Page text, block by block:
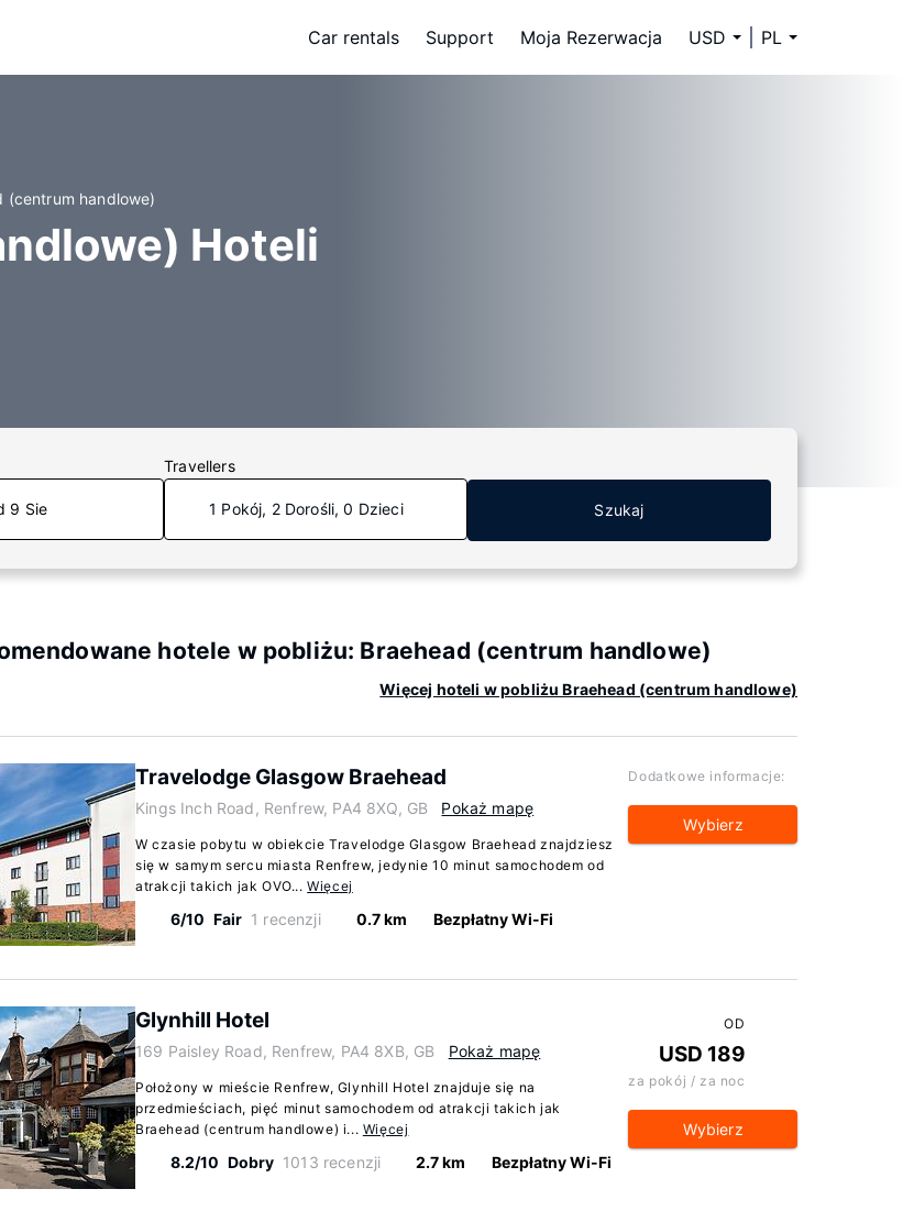
Car rentals Support Moja Rezerwacja USD PL
(centrum handlowe)
Hoteli
9 Sie
Travellers
1 Pokój, 2 Dorośli, 0 Dzieci Szukaj
hotele w pobliżu: Braehead (centrum handlowe)
Więcej hoteli w pobliżu Braehead (centrum handlowe)
Travelodge Glasgow Braehead
Kings Inch Road, Renfrew, PA4 8XQ, GB Pokaż mapę
W czasie pobytu w obiekcie Travelodge Glasgow Braehead znajdziesz
się w samym sercu miasta Renfrew, jedynie 10 minut samochodem od
atrakcji takich jak OVO...Więcej
6/10 Fair 1 recenzji 0.7 km Bezpłatny Wi-Fi
Dodatkowe informacje:
Wybierz
Glynhill Hotel
169 Paisley Road, Renfrew, PA4 8XB, GB Pokaż mapę
Położony w mieście Renfrew, Glynhill Hotel znajduje się na
przedmieściach, pięć minut samochodem od atrakcji takich jak
Braehead (centrum handlowe) i... Więcej
8.2/10 Dobry 1013 recenzji 2.7 km Bezpłatny Wi-Fi
OD
USD 189
za pokój / za noc
Wybierz